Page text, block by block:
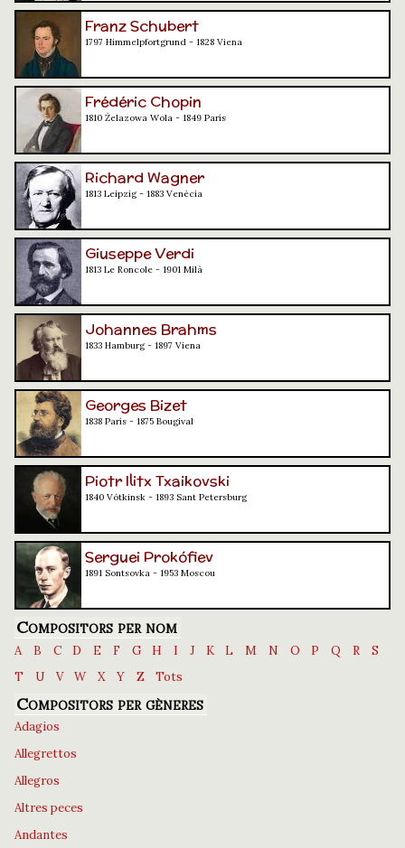
Franz Schubert
1797 Himmelpfortgrund - 1828 Viena
Frédéric Chopin
1810 Żelazowa Wola - 1849 París
Richard Wagner
1813 Leipzig - 1883 Venècia
Giuseppe Verdi
1813 Le Roncole - 1901 Milà
Johannes Brahms
1833 Hamburg - 1897 Viena
Georges Bizet
1838 París - 1875 Bougival
Piotr Ilitx Txaikovski
1840 Vótkinsk - 1893 Sant Petersburg
Serguei Prokófiev
1891 Sontsovka - 1953 Moscou
Compositors per nom
A B C D E F G H I J K L M N O P Q R
S
T
U V W X Y Z Tots
Compositors per gèneres
Adagios
Allegrettos
Allegros
Altres peces
Andantes